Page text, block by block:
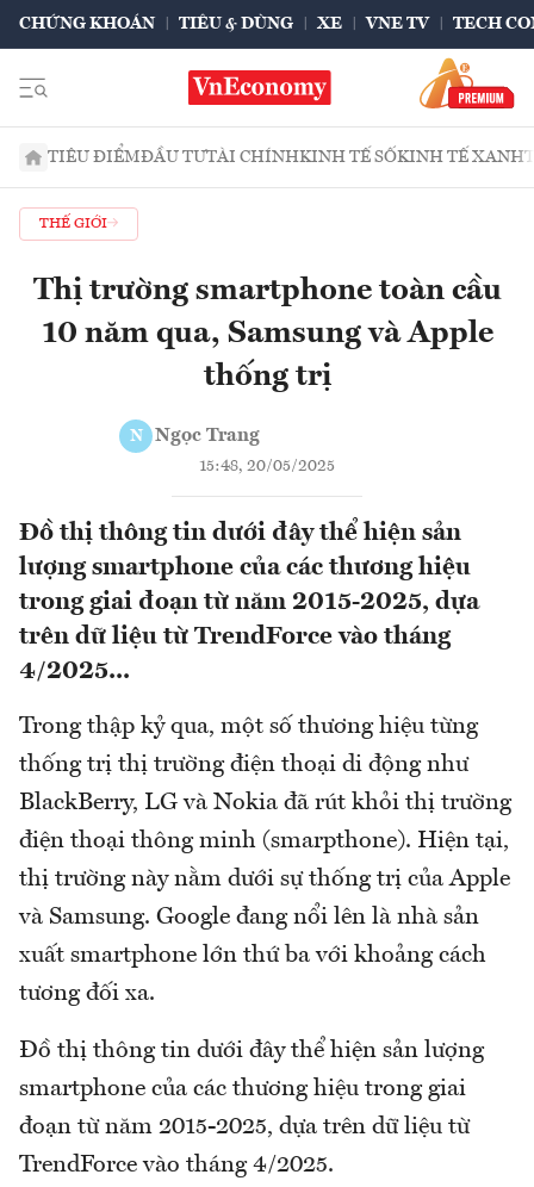
CHỨNG KHOÁN TIÊU & DÙNG XE VNE TV TECH
TIÊU ĐIỂMĐẦU TƯTÀI CHÍNHKINH TẾ SỐKINH TẾ XANH
THẾ GIỚI
Thị trường smartphone toàn cầu
10 năm qua, Samsung và Apple
thống trị
N Ngọc Trang
15:48, 20/05/2025
Đồ thị thông tin dưới đây thể hiện sản
lượng smartphone của các thương hiệu
trong giai đoạn từ năm 2015-2025, dựa
trên dữ liệu từ TrendForce vào tháng
4/2025...
Trong thập kỷ qua, một số thương hiệu từng
thống trị thị trường điện thoại di động như
BlackBerry, LG và Nokia đã rút khỏi thị trường
điện thoại thông minh (smarpthone). Hiện tại,
thị trường này nằm dưới sự thống trị của Apple
và Samsung. Google đang nổi lên là nhà sản
xuất smartphone lớn thứ ba với khoảng cách
tương đối xa.
Đồ thị thông tin dưới đây thể hiện sản lượng
smartphone của các thương hiệu trong giai
đoạn từ năm 2015-2025, dựa trên dữ liệu từ
TrendForce vào tháng 4/2025.